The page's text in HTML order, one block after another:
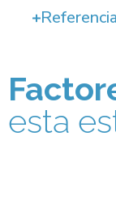
esta